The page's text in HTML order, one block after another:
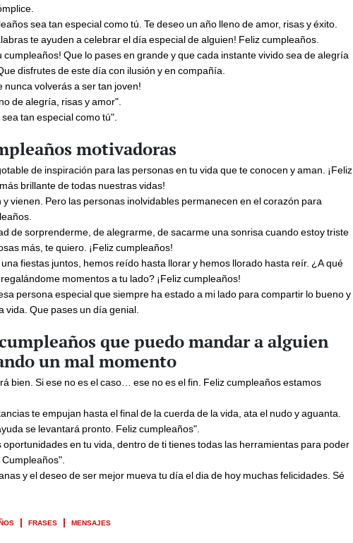
sea tan especial como tú. Te deseo un año lleno de amor, risas y éxito.
te ayuden a celebrar el día especial de alguien! Feliz cumpleaños.
cumpleaños! Que lo pases en grande y que cada instante vivido sea de alegría
disfrutes de este día con ilusión y en compañía.
nunca volverás a ser tan joven!
de alegría, risas y amor".
tan especial como tú".
motivadoras
de inspiración para las personas en tu vida que te conocen y aman. ¡Feliz
brillante de todas nuestras vidas!
y vienen. Pero las personas inolvidables permanecen en el corazón para
de sorprenderme, de alegrarme, de sacarme una sonrisa cuando estoy triste
más, te quiero. ¡Feliz cumpleaños!
fiestas juntos, hemos reído hasta llorar y hemos llorado hasta reír. ¿A qué
momentos a tu lado? ¡Feliz cumpleaños!
persona especial que siempre ha estado a mi lado para compartir lo bueno y
vida. Que pases un día genial.
que puedo mandar a alguien
un mal momento
bien. Si ese no es el caso… ese no es el fin. Feliz cumpleaños estamos
te empujan hasta el final de la cuerda de la vida, ata el nudo y aguanta.
se levantará pronto. Feliz cumpleaños".
oportunidades en tu vida, dentro de ti tienes todas las herramientas para poder
y el deseo de ser mejor mueva tu día el dia de hoy muchas felicidades. Sé
FRASES MENSAJES